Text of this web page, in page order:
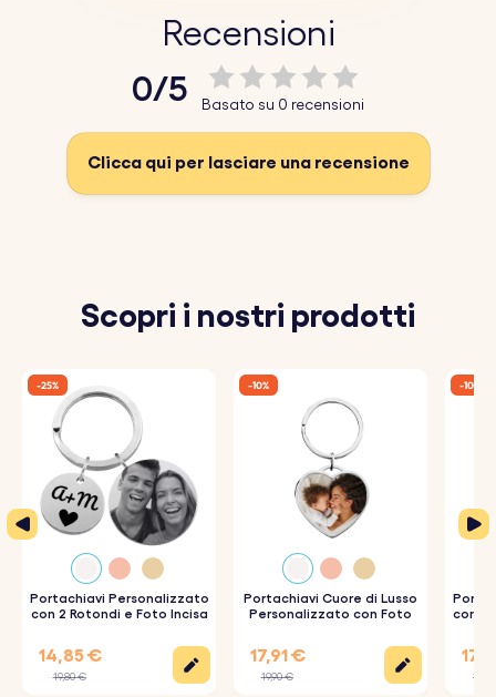
Recensioni
0/5 Basato su 0 recensioni
Clicca qui per lasciare una recensione
Scopri i nostri prodotti
Portachiavi Personalizzato
con 2 Rotondi e Foto Incisa
14,85 €
19,80 €
-25%
Portachiavi Cuore di Lusso
Personalizzato con Foto
17,91 €
19,90 €
-10%
con
-10%